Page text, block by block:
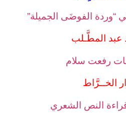
“وردة الفوضَى الجميلة”
عبد المطَّـلب
رفعت سلام
الخــرَّاط
النص الشعري